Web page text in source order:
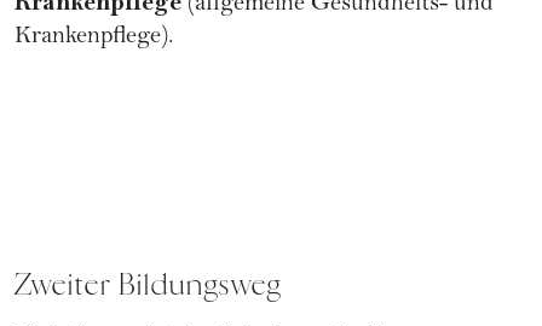
(allgemeine Gesundheits- und
Krankenpflege).
Zweiter Bildungsweg